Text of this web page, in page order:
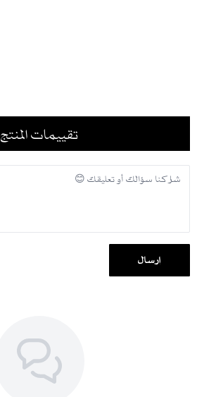
تقييمات المنتج
إرسال